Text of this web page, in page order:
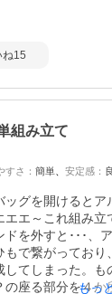
ても地面に直置
るのでもう一脚追
ね15
組み立て
すさ ： 簡単 安定感 ：
ッグを開けるとア
エ～これ組み立
を外すと･･･、
で繋がっており
てしまった。も
座る部分を４か
もっ